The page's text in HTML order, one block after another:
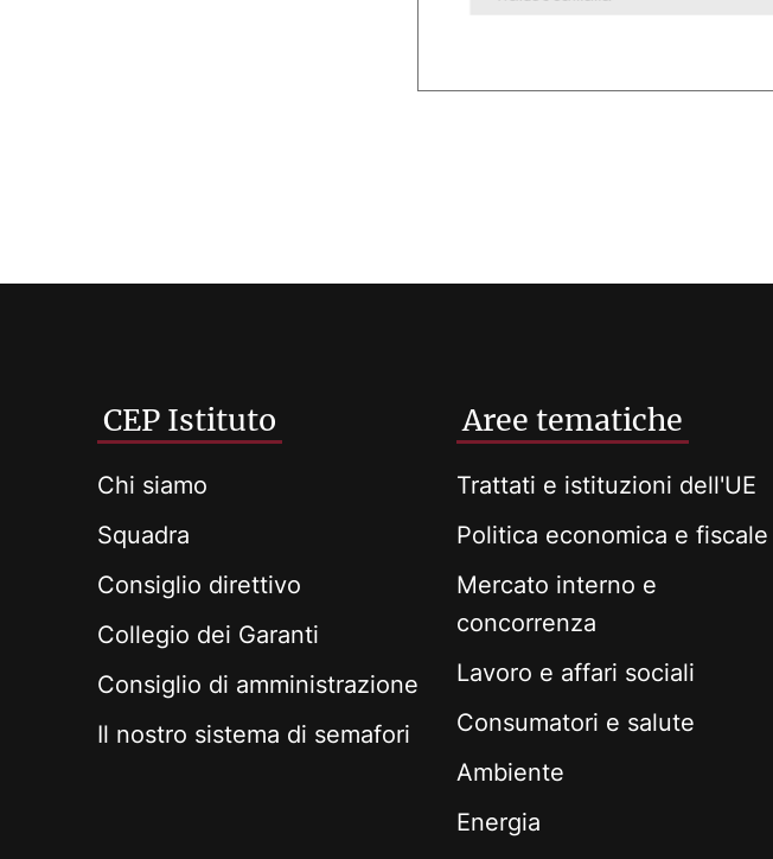
CEP Istituto
Chi siamo
Squadra
Consiglio direttivo
Collegio dei Garanti
Consiglio di amministrazione
Il nostro sistema di semafori
Aree tematiche
Trattati e istituzioni dell'UE
Politica economica e fiscale
Mercato interno e
concorrenza
Lavoro e affari sociali
Consumatori e salute
Ambiente
Energia